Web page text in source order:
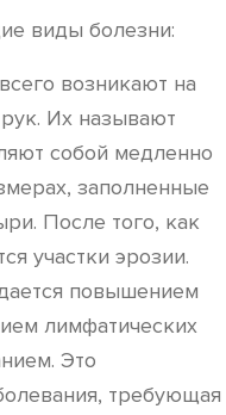
виды болезни:
возникают на
рук. Их называют
собой медленно
заполненные
После того, как
участки эрозии.
повышением
лимфатических
Это
требующая